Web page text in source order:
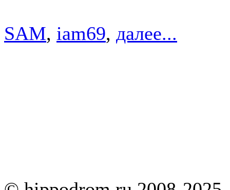
SAM, iam69, далее...